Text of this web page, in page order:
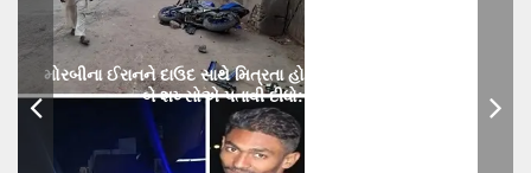
મોરબીના ઈરાનને દાઉદ સાથે મિત્રતા હોય છાતીમાં છરીનો ઘા ઝીકિને
બે શખ્સોએ પતાવી દીધો: ગુનો નોંધાયો